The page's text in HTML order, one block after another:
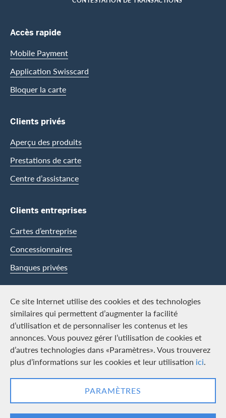
Ce site Internet utilise des cookies et des technologies
similaires qui permettent d’augmenter la facilité
d’utilisation et de personnaliser les contenus et les
annonces. Vous pouvez gérer l’utilisation de cookies et
d’autres technologies dans «Paramètres». Vous trouverez
plus d’informations sur les cookies et leur utilisation ici.
PARAMÈTRES
Footer Navigation
Accès rapide
Mobile Payment
Application Swisscard
Bloquer la carte
Clients privés
Aperçu des produits
Prestations de carte
Centre d’assistance
Clients entreprises
Cartes d’entreprise
Concessionnaires
Banques privées
Swisscard
Carrière
Offres d’emploi
Média
LinkedInFacebook